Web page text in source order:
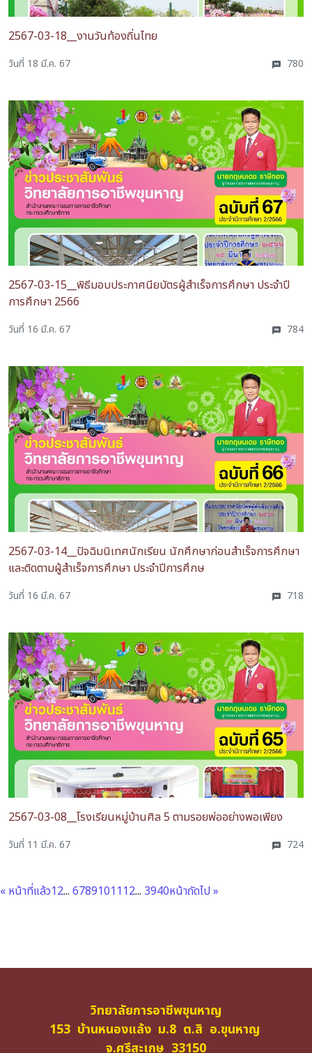
2567-03-18__งานวันท้องถิ่นไทย
วันที่ 18 มี.ค. 67 780
2567-03-15__พิธีมอบประกาศนียบัตรผู้สำเร็จการศึกษา ประจำปี
การศึกษา 2566
วันที่ 16 มี.ค. 67 784
2567-03-14__ปัจฉิมนิเทศนักเรียน นักศึกษาก่อนสำเร็จการศึกษา
และติดตามผู้สำเร็จการศึกษา ประจำปีการศึกษ
วันที่ 16 มี.ค. 67 718
2567-03-08__โรงเรียนหมู่บ้านศิล 5 ตามรอยพ่ออย่างพอเพียง
วันที่ 11 มี.ค. 67 724
« หน้าที่แล้ว12... 6789101112... 3940หน้าถัดไป »
วิทยาลัยการอาชีพขุนหาญ
153 บ้านหนองแล้ง ม.8 ต.สิ อ.ขุนหาญ
จ.ศรีสะเกษ 33150